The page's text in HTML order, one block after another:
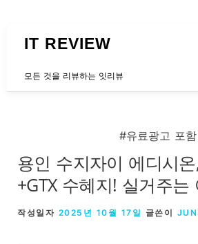
IT REVIEW
모든 것을 리뷰하는 잇리뷰
#유료광고 포함
용인 수지자이 에디시
+GTX 수혜지! 실거주는
작성일자 2025년 10월 17일 글쓴이